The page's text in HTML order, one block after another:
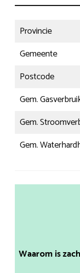
Provincie
Gemeente
Postcode
Gem.
Gem.
Gem.
Waarom is